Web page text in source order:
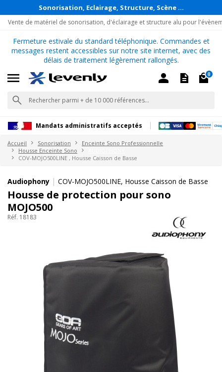
Sonorisation, Eclairage, Structure, Scène ...
Vente de matériel de sonorisation, d'éclairage et structure alu pour
Fermeture estivale du standard téléphonique. Commandes et
messages restent accessibles sur notre site internet, avec des
délais de traitement légèrement rallongés.
0
Mandats administratifs acceptés
Accueil Sonorisation
Enceinte Sono Professionnelle
Housse Enceinte Sono
COV-MOJO500LINE , Housse Caisson de Basse
Audiophony | COV-MOJO500LINE, Housse Caisson de Basse
Housse de protection pour sono
MOJO500
Réf. 18183